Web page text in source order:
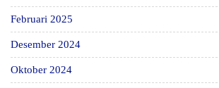
Februari 2025
Desember 2024
Oktober 2024